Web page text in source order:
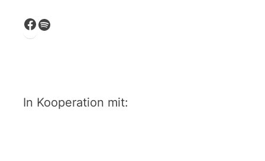
Facebook
Spotify
In Kooperation mit: